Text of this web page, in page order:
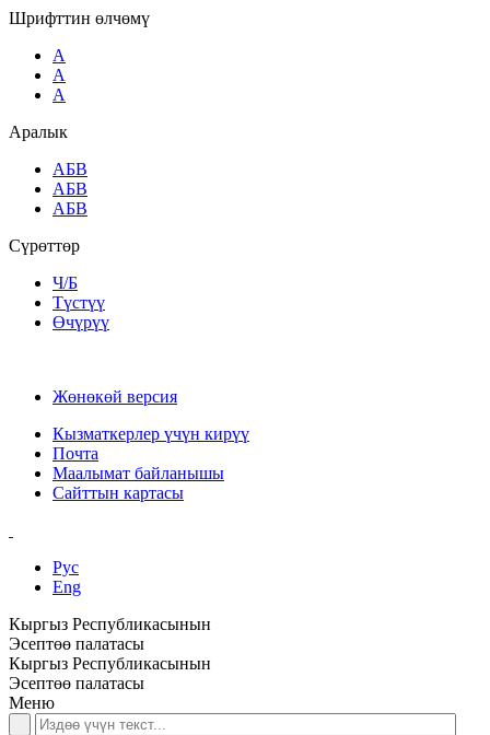
Шрифттин өлчөмү
A
A
A
Аралык
AБВ
AБВ
AБВ
Сүрөттөр
Ч/Б
Түстүү
Өчүрүү
Жөнөкөй версия
Кызматкерлер үчүн кирүү
Почта
Маалымат байланышы
Сайттын картасы
Рус
Eng
Кыргыз Республикасынын
Эсептөө палатасы
Кыргыз Республикасынын
Эсептөө палатасы
Меню